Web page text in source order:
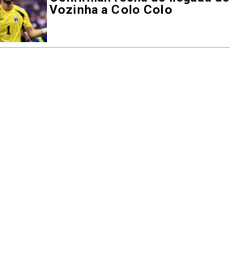
Vozinha a Colo Colo